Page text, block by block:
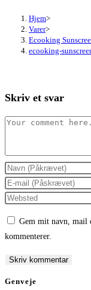
Hjem>
Varer>
Ecooking
ecooking-
Skriv et svar
Comment
Enter
your
name
comment
Enter
your
comment
Enter
(optional)
Gem mit navn, mail
kommenterer.
Genveje